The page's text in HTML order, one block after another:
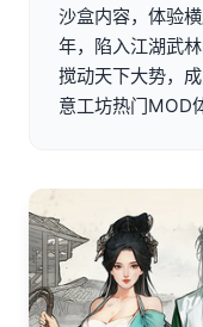
沙盒内容，体验
年，陷入江湖武
搅动天下大势，
意工坊热门MOD